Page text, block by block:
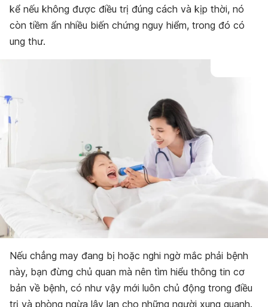
kể nếu không được điều trị đúng cách và kịp thời, nó
còn tiềm ẩn nhiều biến chứng nguy hiểm, trong đó có
ung thư.
Nếu chẳng may đang bị hoặc nghi ngờ mắc phải bệnh
này, bạn đừng chủ quan mà nên tìm hiểu thông tin cơ
bản về bệnh, có như vậy mới luôn chủ động trong điều
trị và phòng ngừa lây lan cho những người xung quanh.